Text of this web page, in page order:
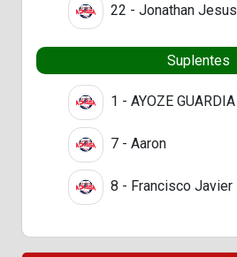
22 - Jonathan Jesus
Suplentes
1 - AYOZE GUARDIA
7 - Aaron
8 - Francisco Javier